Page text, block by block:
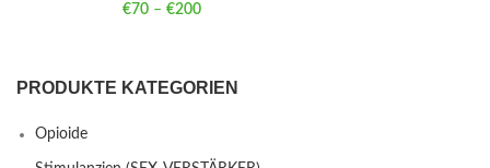
€70 – €200
PRODUKTE KATEGORIEN
Opioide